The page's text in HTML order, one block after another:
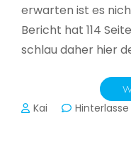
erwarten ist es
Bericht hat 114
schlau daher hier
Kai